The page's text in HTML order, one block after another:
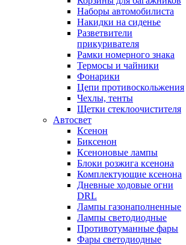
Наборы автомобилиста
Накидки на сиденье
Разветвители
прикуривателя
Рамки номерного знака
Термосы и чайники
Фонарики
Цепи противоскольжения
Чехлы, тенты
Щетки стеклоочистителя
Автосвет
Ксенон
Биксенон
Ксеноновые лампы
Блоки розжига ксенона
Комплектующие ксенона
Дневные ходовые огни
DRL
Лампы газонаполненные
Лампы светодиодные
Противотуманные фары
Фары светодиодные